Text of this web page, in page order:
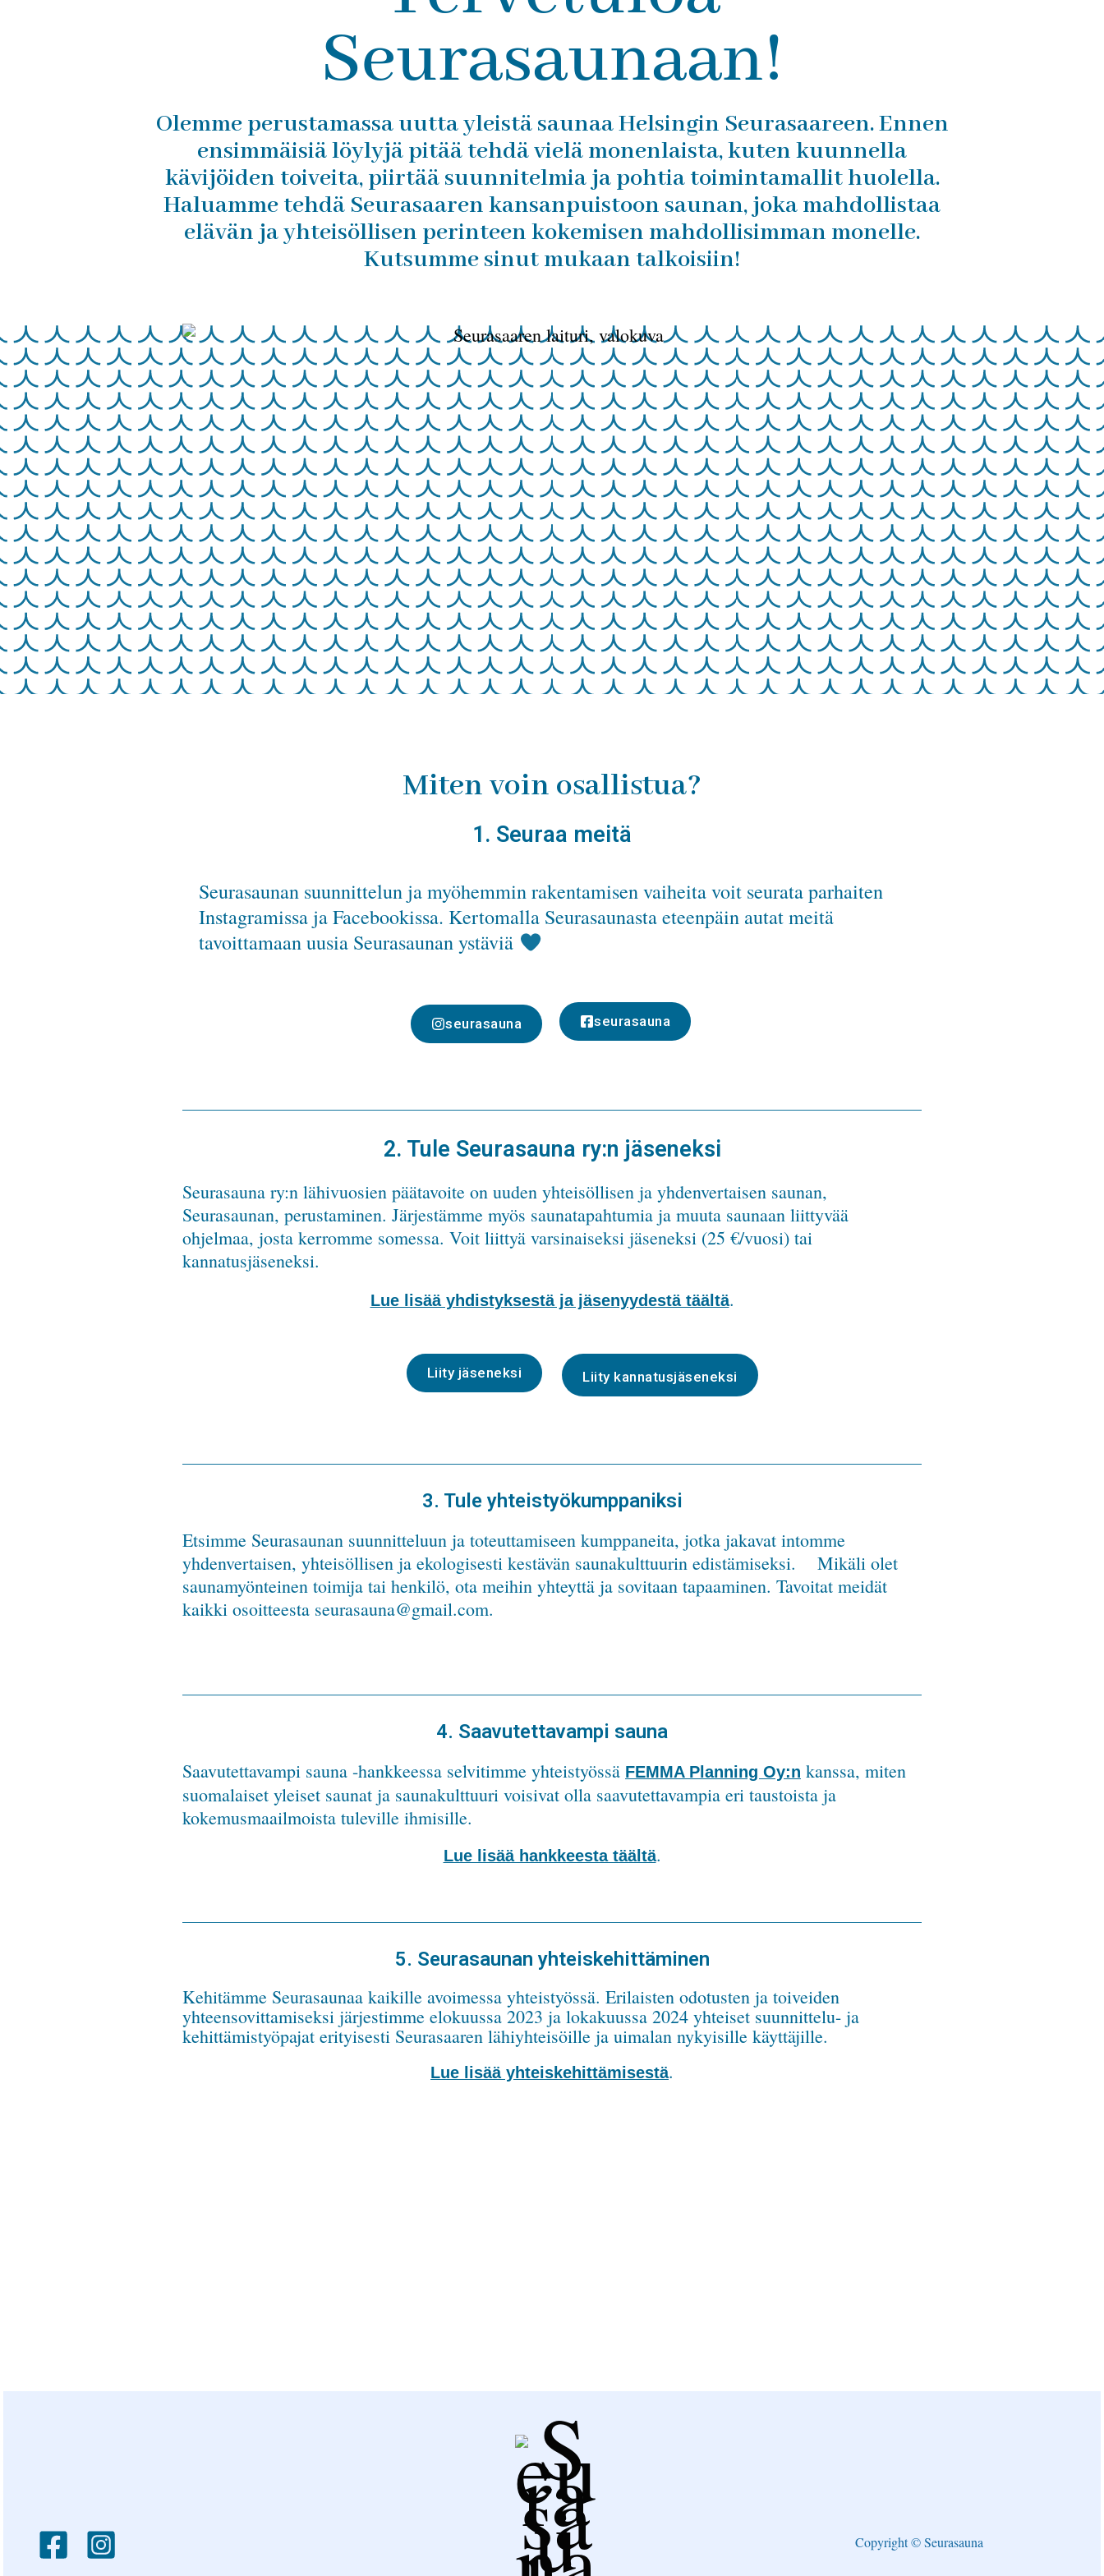
Seurasaunaan!
Olemme perustamassa uutta yleistä saunaa Helsingin Seurasaareen. Ennen
ensimmäisiä löylyjä pitää tehdä vielä monenlaista, kuten kuunnella
kävijöiden toiveita, piirtää suunnitelmia ja pohtia toimintamallit huolella.
Haluamme tehdä Seurasaaren kansanpuistoon saunan, joka mahdollistaa
elävän ja yhteisöllisen perinteen kokemisen mahdollisimman monelle.
Kutsumme sinut mukaan talkoisiin!
Miten voin osallistua?
1. Seuraa meitä
Seurasaunan suunnittelun ja myöhemmin rakentamisen vaiheita voit seurata parhaiten
Instagramissa ja Facebookissa. Kertomalla Seurasaunasta eteenpäin autat meitä
tavoittamaan uusia Seurasaunan ystäviä
seurasauna seurasauna
2. Tule Seurasauna ry:n jäseneksi
Seurasauna ry:n lähivuosien päätavoite on uuden yhteisöllisen ja yhdenvertaisen saunan,
Seurasaunan, perustaminen. Järjestämme myös saunatapahtumia ja muuta saunaan liittyvää
ohjelmaa, josta kerromme somessa. Voit liittyä varsinaiseksi jäseneksi (25 €/vuosi) tai
kannatusjäseneksi.
Lue lisää yhdistyksestä ja jäsenyydestä täältä.
Liity jäseneksi Liity kannatusjäseneksi
3. Tule yhteistyökumppaniksi
Etsimme Seurasaunan suunnitteluun ja toteuttamiseen kumppaneita, jotka jakavat intomme
yhdenvertaisen, yhteisöllisen ja ekologisesti kestävän saunakulttuurin edistämiseksi. Mikäli olet
saunamyönteinen toimija tai henkilö, ota meihin yhteyttä ja sovitaan tapaaminen. Tavoitat meidät
kaikki osoitteesta seurasauna@gmail.com.
4. Saavutettavampi sauna
Saavutettavampi sauna -hankkeessa selvitimme yhteistyössä FEMMA Planning Oy:n kanssa, miten
suomalaiset yleiset saunat ja saunakulttuuri voisivat olla saavutettavampia eri taustoista ja
kokemusmaailmoista tuleville ihmisille.
Lue lisää hankkeesta täältä.
5. Seurasaunan yhteiskehittäminen
Kehitämme Seurasaunaa kaikille avoimessa yhteistyössä. Erilaisten odotusten ja toiveiden
yhteensovittamiseksi järjestimme elokuussa 2023 ja lokakuussa 2024 yhteiset suunnittelu- ja
kehittämistyöpajat erityisesti Seurasaaren lähiyhteisöille ja uimalan nykyisille käyttäjille.
Lue lisää yhteiskehittämisestä.
Copyright © Seurasauna